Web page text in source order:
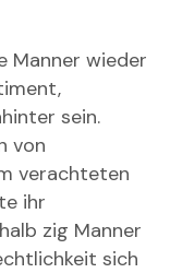
Manner wieder
sein.
von
verachteten
ihr
zig Manner
sich